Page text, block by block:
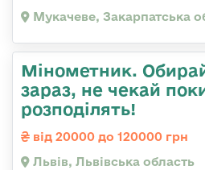
Мукачеве, Закарпатська
Мінометник.
зараз, не чекай
розподілять!
від 20000 до 120000 грн
Львів, Львівська область